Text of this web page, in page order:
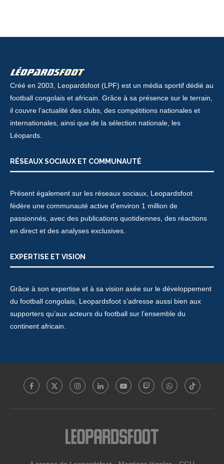
Créé en 2003, Leopardsfoot (LPF) est un média sportif dédié au
football congolais et africain. Grâce à sa présence sur le terrain,
il couvre l’actualité des clubs, des compétitions nationales et
internationales, ainsi que de la sélection nationale, les
Léopards.
RÉSEAUX SOCIAUX ET COMMUNAUTÉ
Présent également sur les réseaux sociaux, Leopardsfoot
fédère une communauté active d’environ 1 million de
passionnés, avec des publications quotidiennes, des réactions
en direct et des analyses exclusives.
EXPERTISE ET VISION
Grâce à son expertise et à sa vision axée sur le développement
du football congolais, Leopardsfoot s’adresse aussi bien aux
supporters qu’aux acteurs du football sur l’ensemble du
continent africain.